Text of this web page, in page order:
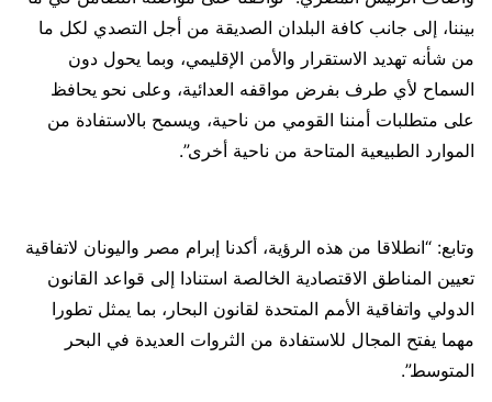
بيننا، إلى جانب كافة البلدان الصديقة من أجل التصدي لكل ما
من شأنه تهديد الاستقرار والأمن الإقليمي، وبما يحول دون
السماح لأي طرف بفرض مواقفه العدائية، وعلى نحو يحافظ
على متطلبات أمننا القومي من ناحية، ويسمح بالاستفادة من
الموارد الطبيعية المتاحة من ناحية أخرى”.
وتابع: “انطلاقا من هذه الرؤية، أكدنا إبرام مصر واليونان لاتفاقية
تعيين المناطق الاقتصادية الخالصة استنادا إلى قواعد القانون
الدولي واتفاقية الأمم المتحدة لقانون البحار، بما يمثل تطورا
مهما يفتح المجال للاستفادة من الثروات العديدة في البحر
المتوسط”.